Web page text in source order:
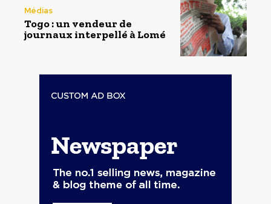
Médias
Togo : un vendeur de
journaux interpellé à Lomé